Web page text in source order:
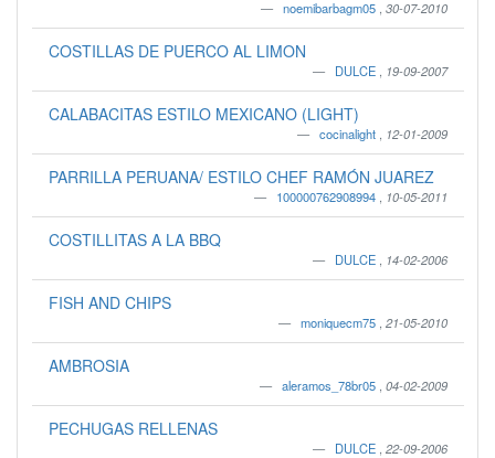
noemibarbagm05 30-07-2010
COSTILLAS DE PUERCO AL LIMON
DULCE 19-09-2007
CALABACITAS ESTILO MEXICANO (LIGHT)
cocinalight 12-01-2009
PARRILLA PERUANA/ ESTILO CHEF RAMÓN JUAREZ
100000762908994 10-05-2011
COSTILLITAS A LA BBQ
DULCE 14-02-2006
FISH AND CHIPS
moniquecm75 21-05-2010
AMBROSIA
aleramos_78br05 04-02-2009
PECHUGAS RELLENAS
DULCE 22-09-2006